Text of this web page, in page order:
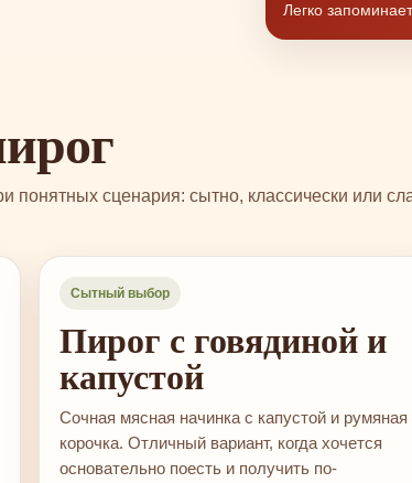
Легко
сценария: сытно, классически или
‹ ›
Сытный выбор
Пирог с говядиной и
капустой
Сочная мясная начинка с капустой и румяная
корочка. Отличный вариант, когда хочется
основательно поесть и получить по-